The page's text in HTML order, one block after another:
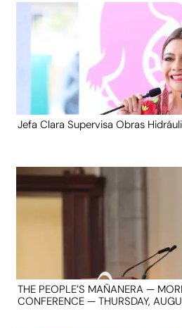
Jefa Clara Supervisa Obras
THE PEOPLE’S MAÑANERA —
CONFERENCE — THURSDAY,